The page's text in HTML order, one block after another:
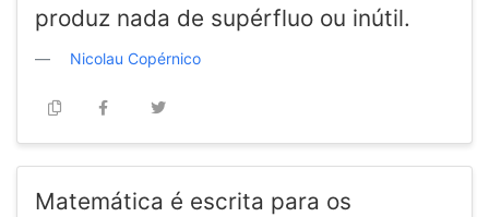
produz nada de supérfluo ou inútil.
Nicolau Copérnico
Matemática é escrita para os